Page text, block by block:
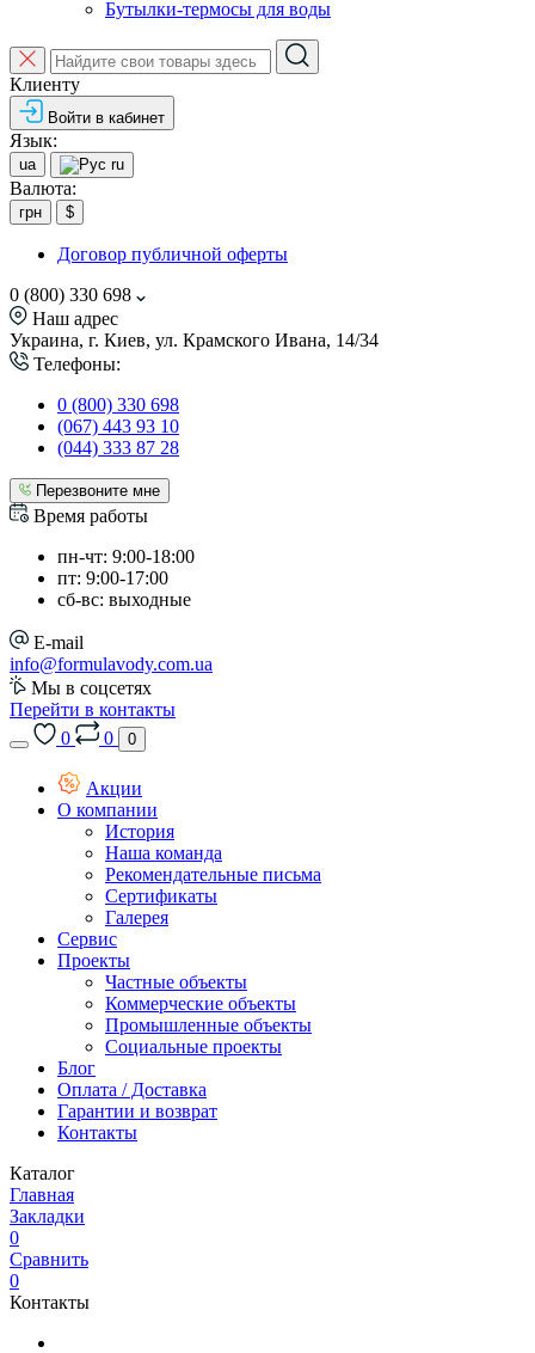
Бутылки-термосы для воды
Клиенту
Войти в кабинет
Язык:
ua ru
Валюта:
грн $
Договор публичной оферты
0 (800) 330 698
Наш адрес
Украина, г. Киев, ул. Крамского Ивана, 14/34
Телефоны:
0 (800) 330 698
(067) 443 93 10
(044) 333 87 28
Перезвоните мне
Время работы
пн-чт: 9:00-18:00
пт: 9:00-17:00
сб-вс: выходные
E-mail
info@formulavody.com.ua
Мы в соцсетях
Перейти в контакты
0
0 0
Акции
О компании
История
Наша команда
Рекомендательные письма
Сертификаты
Галерея
Сервис
Проекты
Частные объекты
Коммерческие объекты
Промышленные объекты
Социальные проекты
Блог
Оплата / Доставка
Гарантии и возврат
Контакты
Каталог
Главная
Закладки
0
Сравнить
0
Контакты